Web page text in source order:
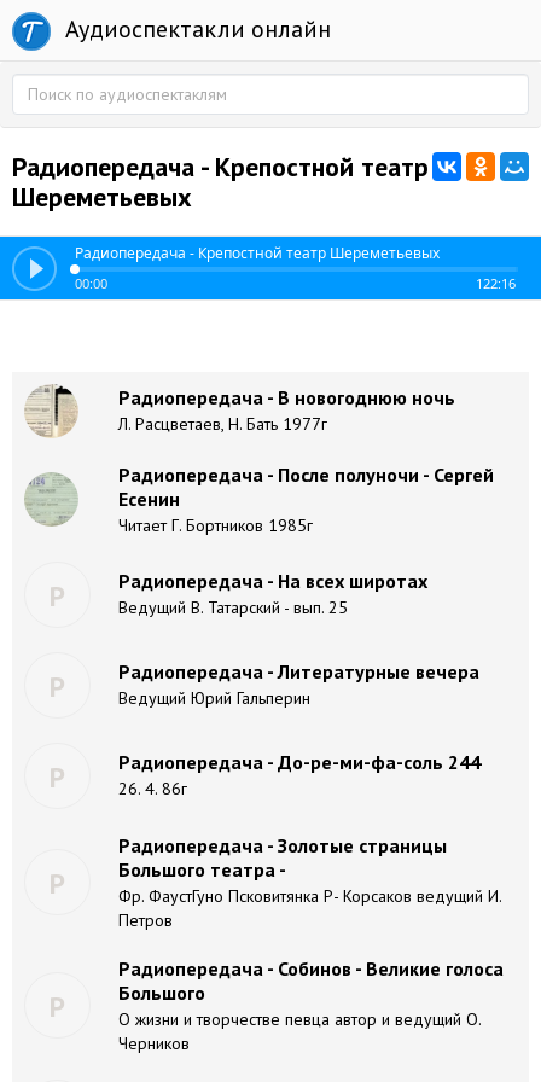
Аудиоспектакли онлайн
Радиопередача - Крепостной театр
Шереметьевых
Радиопередача - Крепостной театр Шереметьевых
00:00 122:16
Радиопередача - В новогоднюю ночь
Л. Расцветаев, Н. Бать 1977г
Радиопередача - После полуночи - Сергей
Есенин
Читает Г. Бортников 1985г
Р Радиопередача - На всех широтах
Ведущий В. Татарский - вып. 25
Р Радиопередача - Литературные вечера
Ведущий Юрий Гальперин
Р Радиопередача - До-ре-ми-фа-соль 244
26. 4. 86г
Р
Радиопередача - Золотые страницы
Большого театра -
Фр. ФаустГуно Псковитянка Р- Корсаков ведущий И.
Петров
Р
Радиопередача - Собинов - Великие голоса
Большого
О жизни и творчестве певца автор и ведущий О.
Черников